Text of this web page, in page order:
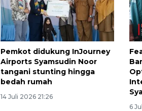
Pemkot didukung InJourney
Airports Syamsudin Noor
tangani stunting hingga
bedah rumah
14 Juli 2026 21:26
6